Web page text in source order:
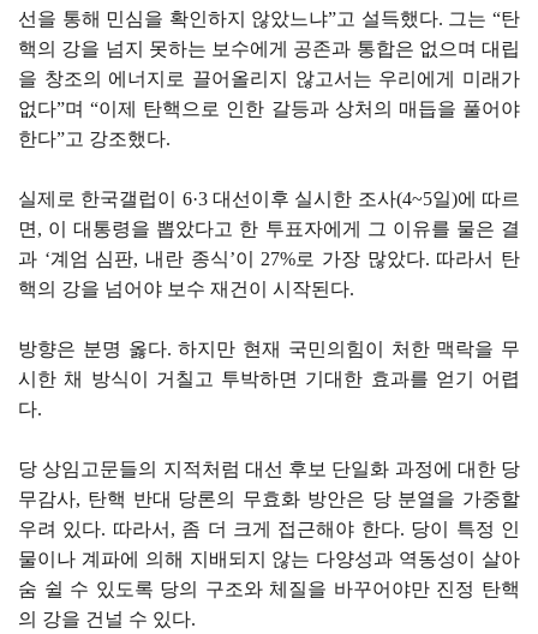
선을 통해 민심을 확인하지 않았느냐”고 설득했다. 그는 “탄
핵의 강을 넘지 못하는 보수에게 공존과 통합은 없으며 대립
을 창조의 에너지로 끌어올리지 않고서는 우리에게 미래가
없다”며 “이제 탄핵으로 인한 갈등과 상처의 매듭을 풀어야
한다”고 강조했다.
실제로 한국갤럽이 6·3 대선이후 실시한 조사(4~5일)에 따르
면, 이 대통령을 뽑았다고 한 투표자에게 그 이유를 물은 결
과 ‘계엄 심판, 내란 종식’이 27%로 가장 많았다. 따라서 탄
핵의 강을 넘어야 보수 재건이 시작된다.
방향은 분명 옳다. 하지만 현재 국민의힘이 처한 맥락을 무
시한 채 방식이 거칠고 투박하면 기대한 효과를 얻기 어렵
다.
당 상임고문들의 지적처럼 대선 후보 단일화 과정에 대한 당
무감사, 탄핵 반대 당론의 무효화 방안은 당 분열을 가중할
우려 있다. 따라서, 좀 더 크게 접근해야 한다. 당이 특정 인
물이나 계파에 의해 지배되지 않는 다양성과 역동성이 살아
숨 쉴 수 있도록 당의 구조와 체질을 바꾸어야만 진정 탄핵
의 강을 건널 수 있다.